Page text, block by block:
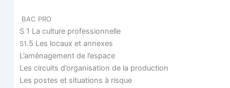
BAC PRO
S 1 La culture professionnelle
S1.5 Les locaux et annexes
L’aménagement de l’espace
Les cir­cuits d’organisation de la production
Les postes et situa­tions à risque